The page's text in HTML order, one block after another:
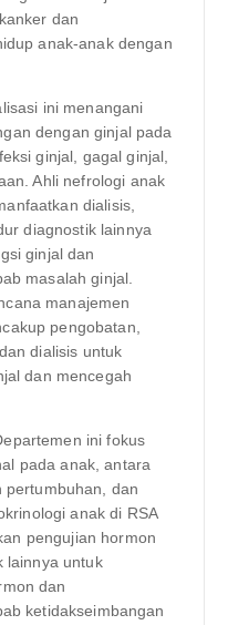
dan
anak-anak dengan
ini menangani
dengan ginjal pada
ginjal, gagal ginjal,
Ahli nefrologi anak
dialisis,
diagnostik lainnya
ginjal dan
masalah ginjal.
manajemen
pengobatan,
dialisis untuk
dan mencegah
ini fokus
pada anak, antara
pertumbuhan, dan
anak di RSA
pengujian hormon
lainnya untuk
dan
ketidakseimbangan